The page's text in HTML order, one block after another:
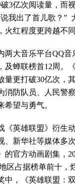
3亿次阅读量，而
我出了首儿歌？”
火红程度更跨越不同
音乐平台QQ音
及蝉联榜首12周。
量更打破30亿次，
消防队员、人民警
希望与勇气。
英雄联盟》衍生动
、新华社等媒体多
的官方动画剧集，
区占据榜单前十
，《英雄联盟：